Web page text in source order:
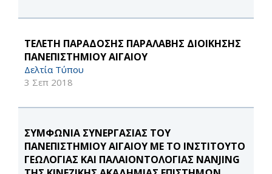
TΕΛΕΤΗ ΠΑΡΑΔΟΣΗΣ ΠΑΡΑΛΑΒΗΣ ΔΙΟΙΚΗΣΗΣ
ΠΑΝΕΠΙΣΤΗΜΙΟΥ ΑΙΓΑΙΟΥ
Δελτία Τύπου
3 Σεπ 2018
ΣΥΜΦΩΝΙΑ ΣΥΝΕΡΓΑΣΙΑΣ ΤΟΥ
ΠΑΝΕΠΙΣΤΗΜΙΟΥ ΑΙΓΑΙΟΥ ΜΕ ΤΟ ΙΝΣΤΙΤΟΥΤΟ
ΓΕΩΛΟΓΙΑΣ ΚΑΙ ΠΑΛΑΙΟΝΤΟΛΟΓΙΑΣ NANJING